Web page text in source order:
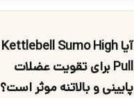
آیا Kettlebell Sumo High
Pull برای تقویت عضلات
پایینی و بالاتنه موثر است؟